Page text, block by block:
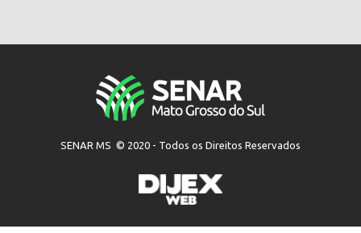
SENAR MS © 2020 - Todos os Direitos Reservados